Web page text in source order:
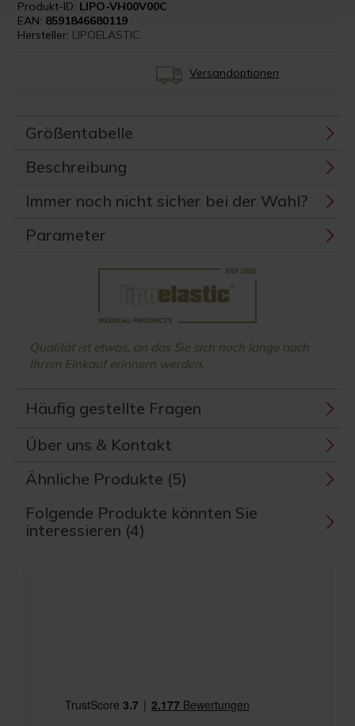
Produkt-ID: LIPO-VH00V00C
EAN: 8591846680119
Hersteller: LIPOELASTIC
Versandoptionen
Größentabelle
Beschreibung
Immer noch nicht sicher bei der Wahl?
Parameter
Qualität ist etwas, an das Sie sich noch lange nach
Ihrem Einkauf erinnern werden.
Häufig gestellte Fragen
Über uns & Kontakt
Ähnliche Produkte (5)
Folgende Produkte könnten Sie
interessieren (4)